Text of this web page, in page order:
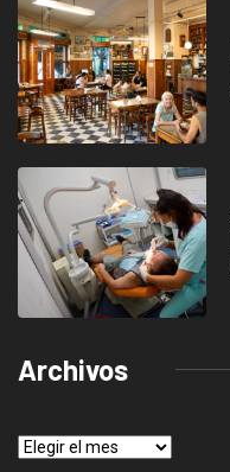
Archivos
Archivos